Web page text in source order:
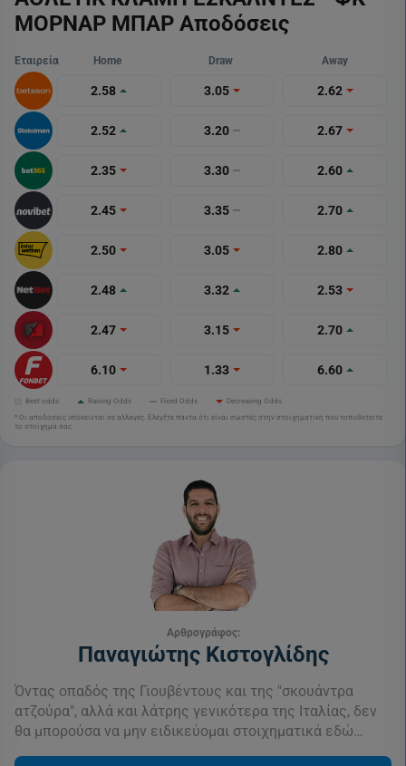
ΜΟΡΝΑΡ ΜΠΑΡ Αποδόσεις
Εταιρεία Home Draw Away
2.58 3.05 2.62
2.52 3.20 2.67
2.35 3.30 2.60
2.45 3.35 2.70
2.50 3.05 2.80
2.48 3.32 2.53
2.47 3.15 2.70
6.10 1.33 6.60
Best odds Raising Odds Fixed Odds
Decreasing Odds
* Οι αποδόσεις υπόκεινται σε αλλαγές. Ελέγξτε πάντα ότι είναι σωστές στην στοιχηματική που τοποθετείτε
το στοίχημα σας.
Αρθρογράφος:
Παναγιώτης Κιστογλίδης
Όντας οπαδός της Γιουβέντους και της "σκουάντρα
ατζούρα", αλλά και λάτρης γενικότερα της Ιταλίας, δεν
θα μπορούσα να μην ειδικεύομαι στοιχηματικά εδώ…